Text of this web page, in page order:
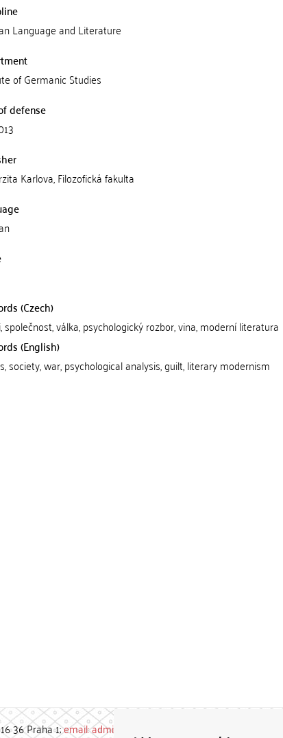
Language and Literature
of Germanic Studies
defense
Karlova, Filozofická fakulta
(Czech)
společnost, válka, psychologický rozbor, vina, moderní literatura
(English)
society, war, psychological analysis, guilt, literary modernism
36 Praha 1;email: admin-repozitar [at] cuni.cz